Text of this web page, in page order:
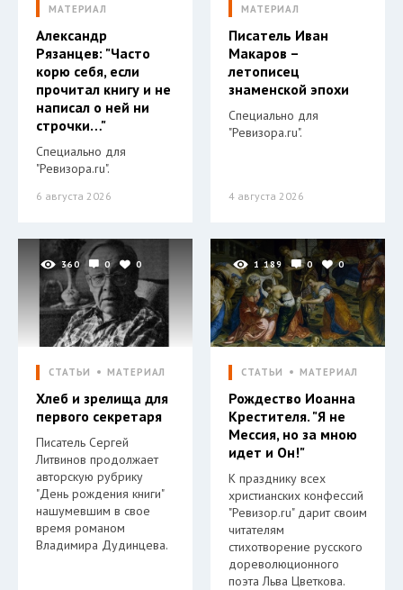
МАТЕРИАЛ
Александр
Рязанцев: "Часто
корю себя, если
прочитал книгу и не
написал о ней ни
строчки…"
Специально для
"Ревизора.ru".
6 августа 2026
МАТЕРИАЛ
Писатель Иван
Макаров –
летописец
знаменской эпохи
Специально для
"Ревизора.ru".
4 августа 2026
360 0 0
СТАТЬИ МАТЕРИАЛ
Хлеб и зрелища для
первого секретаря
Писатель Сергей
Литвинов продолжает
авторскую рубрику
"День рождения книги"
нашумевшим в свое
время романом
Владимира Дудинцева.
1 189 0 0
СТАТЬИ МАТЕРИАЛ
Рождество Иоанна
Крестителя. "Я не
Мессия, но за мною
идет и Он!"
К празднику всех
христианских конфессий
"Ревизор.ru" дарит своим
читателям
стихотворение русского
дореволюционного
поэта Льва Цветкова.